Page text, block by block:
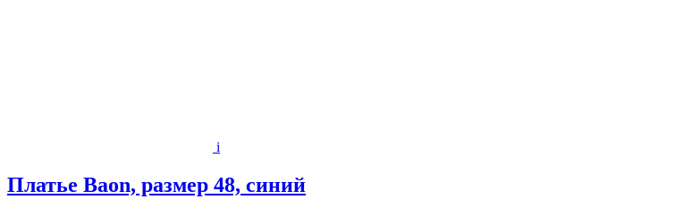
i
Платье Baon, размер 48, синий